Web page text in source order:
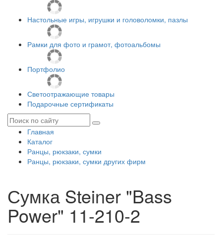
Настольные игры, игрушки и головоломки, пазлы
Рамки для фото и грамот, фотоальбомы
Портфолио
Светоотражающие товары
Подарочные сертификаты
Главная
Каталог
Ранцы, рюкзаки, сумки
Ранцы, рюкзаки, сумки других фирм
Сумка Steiner "Bass
Power" 11-210-2